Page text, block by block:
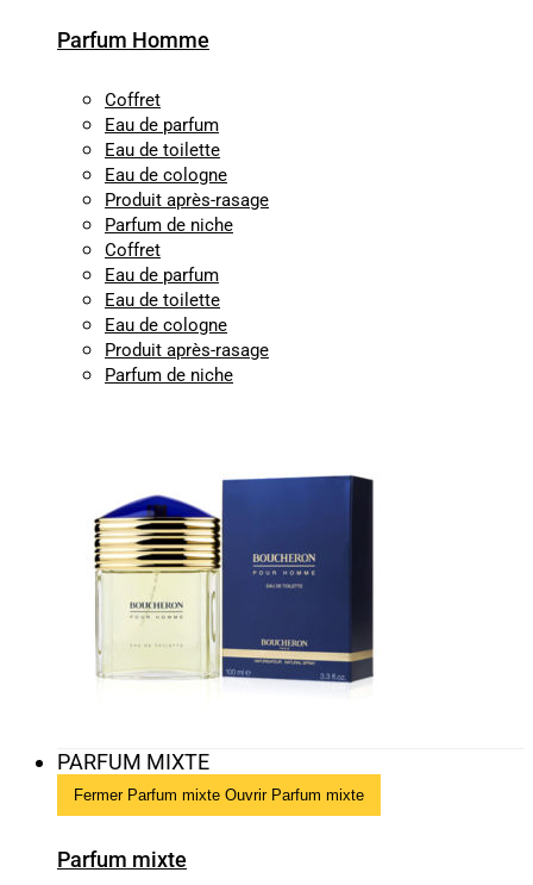
Parfum Homme
Coffret
Eau de parfum
Eau de toilette
Eau de cologne
Produit après-rasage
Parfum de niche
Coffret
Eau de parfum
Eau de toilette
Eau de cologne
Produit après-rasage
Parfum de niche
PARFUM MIXTE
Fermer Parfum mixte Ouvrir Parfum mixte
Parfum mixte